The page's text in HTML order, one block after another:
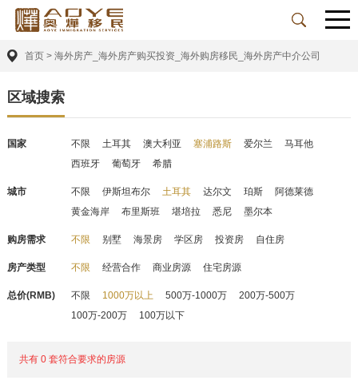
首页 > 海外房产_海外房产购买投资_海外购房移民_海外房产中介公司
区域搜索
国家 不限 土耳其 澳大利亚 塞浦路斯 爱尔兰
马耳他
西班牙
葡萄牙 希腊
城市 不限 伊斯坦布尔 土耳其 达尔文 珀斯
阿德莱德
黄金海岸
布里斯班 堪培拉 悉尼 墨尔本
购房需求 不限 别墅 海景房 学区房 投资房 自住房
房产类型 不限 经营合作 商业房源 住宅房源
总价(RMB) 不限 1000万以上 500万-1000万
200万-500万
100万-200万
100万以下
共有 0 套符合要求的房源